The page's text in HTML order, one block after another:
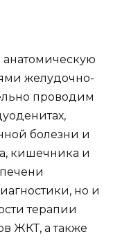
желудочно-
проводим
болезни и
кишечника и
но и
терапии
ЖКТ, а также